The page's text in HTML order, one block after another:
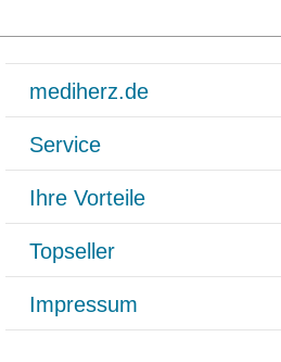
mediherz.de
Glossar
Häufig gestellte Fragen
Datenschutz
AGB
Service
Rücksendemöglichkeit
Paketlieferstatus
Versandkosten
Ihre Vorteile
Rezeptlieferung
Bonusprogramm
Gutschein und Rabatte
Kundenbewertung
Topseller
Grippostad
Bepanthen
Impressum